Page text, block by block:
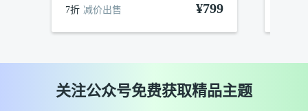
7折 减价出售 ¥799
关注公众号免费获取精品主题